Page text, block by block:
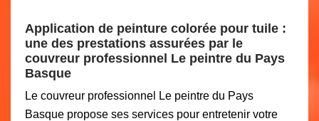
Application de peinture colorée pour tuile :
une des prestations assurées par le
couvreur professionnel Le peintre du Pays
Basque
Le couvreur professionnel Le peintre du Pays
Basque propose ses services pour entretenir votre